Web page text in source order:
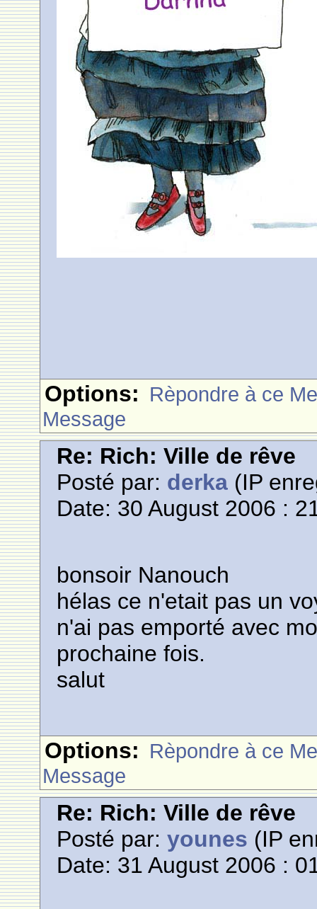
Options: Rèpondre à ce
Message
Re: Rich: Ville de rêve
Posté par: derka (IP
Date: 30 August 2006 :
bonsoir Nanouch
hélas ce n'etait pas un
n'ai pas emporté avec
prochaine fois.
salut
Options: Rèpondre à ce
Message
Re: Rich: Ville de rêve
Posté par:younes (IP
Date: 31 August 2006 :